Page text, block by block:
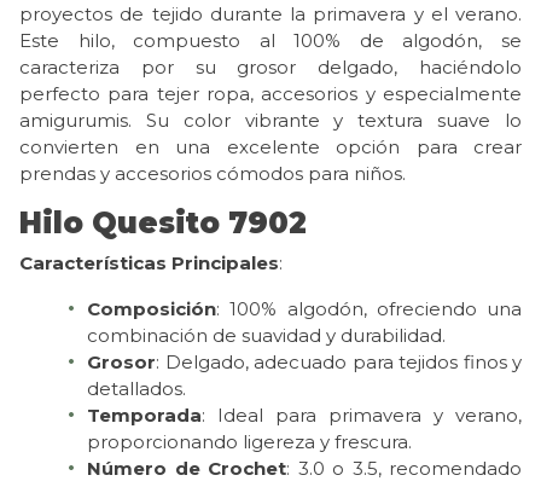
proyectos de tejido durante la primavera y el verano.
Este hilo, compuesto al 100% de algodón, se
caracteriza por su grosor delgado, haciéndolo
perfecto para tejer ropa, accesorios y especialmente
amigurumis. Su color vibrante y textura suave lo
convierten en una excelente opción para crear
prendas y accesorios cómodos para niños.
Hilo Quesito 7902
Características Principales:
Composición: 100% algodón, ofreciendo una
combinación de suavidad y durabilidad.
Grosor: Delgado, adecuado para tejidos finos y
detallados.
Temporada: Ideal para primavera y verano,
proporcionando ligereza y frescura.
Número de Crochet: 3.0 o 3.5, recomendado